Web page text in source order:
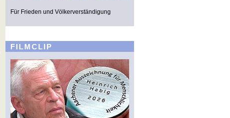
Für Frieden und Völkerverständigung
FILMCLIP